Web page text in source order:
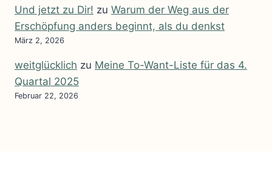
Und jetzt zu Dir! zu Warum der Weg aus der
Erschöpfung anders beginnt, als du denkst
März 2, 2026
weitglücklich zu Meine To-Want-Liste für das 4.
Quartal 2025
Februar 22, 2026